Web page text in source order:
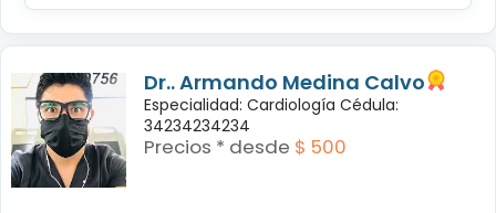
Dr.. Armando Medina Calvo
Especialidad: Cardiología Cédula:
34234234234
Precios * desde $ 500